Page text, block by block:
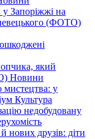
Запоріжжі на
(ФОТО)
який
Новини
мистецтва: у
Культура
недобудовану
нових друзів: діти